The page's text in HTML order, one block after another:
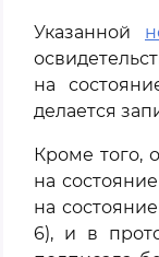
Указанной
на
делается
Кроме того,
на
на
6), и в